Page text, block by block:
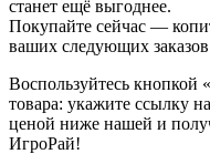
станет ещё выгоднее.
Покупайте сейчас —
ваших следующих
Воспользуйтесь кнопкой
товара: укажите ссылку
ценой ниже нашей и
ИгроРай!